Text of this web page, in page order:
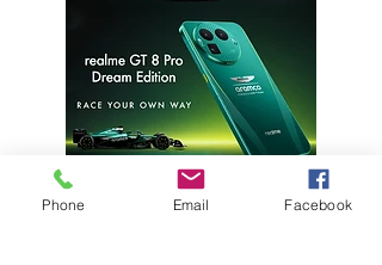
Phone Email Facebook